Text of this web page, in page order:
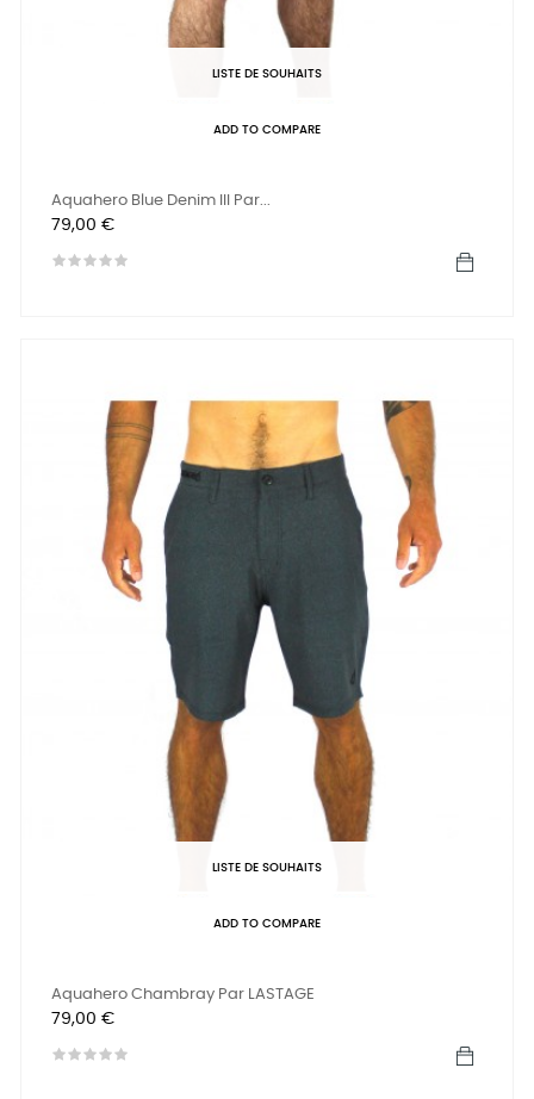
LISTE DE SOUHAITS
ADD TO COMPARE
Aquahero Blue Denim III Par...
Prix
79,00 €
LISTE DE SOUHAITS
ADD TO COMPARE
Aquahero Chambray Par LASTAGE
Prix
79,00 €